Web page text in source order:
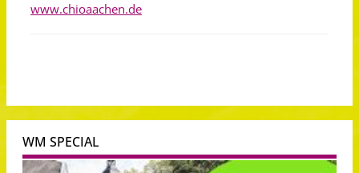
www.chioaachen.de
WM SPECIAL